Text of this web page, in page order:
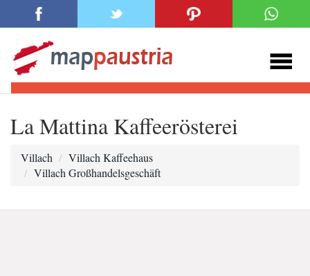
La Mattina Kaffeerösterei
Villach
Villach Kaffeehaus
Villach Großhandelsgeschäft